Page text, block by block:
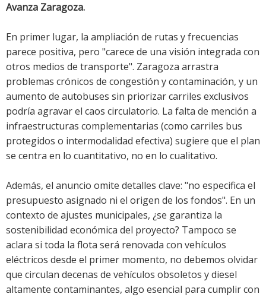
Avanza Zaragoza.
En primer lugar, la ampliación de rutas y frecuencias
parece positiva, pero "carece de una visión integrada con
otros medios de transporte". Zaragoza arrastra
problemas crónicos de congestión y contaminación, y un
aumento de autobuses sin priorizar carriles exclusivos
podría agravar el caos circulatorio. La falta de mención a
infraestructuras complementarias (como carriles bus
protegidos o intermodalidad efectiva) sugiere que el plan
se centra en lo cuantitativo, no en lo cualitativo.
Además, el anuncio omite detalles clave: "no especifica el
presupuesto asignado ni el origen de los fondos". En un
contexto de ajustes municipales, ¿se garantiza la
sostenibilidad económica del proyecto? Tampoco se
aclara si toda la flota será renovada con vehículos
eléctricos desde el primer momento, no debemos olvidar
que circulan decenas de vehículos obsoletos y diesel
altamente contaminantes, algo esencial para cumplir con